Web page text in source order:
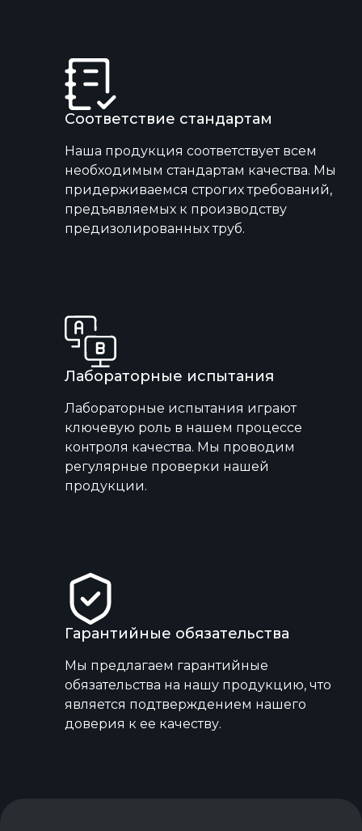
Соответствие стандартам
Наша продукция соответствует всем
необходимым стандартам качества. Мы
придерживаемся строгих требований,
предъявляемых к производству
предизолированных труб.
Лабораторные испытания
Лабораторные испытания играют
ключевую роль в нашем процессе
контроля качества. Мы проводим
регулярные проверки нашей
продукции.
Гарантийные обязательства
Мы предлагаем гарантийные
обязательства на нашу продукцию, что
является подтверждением нашего
доверия к ее качеству.